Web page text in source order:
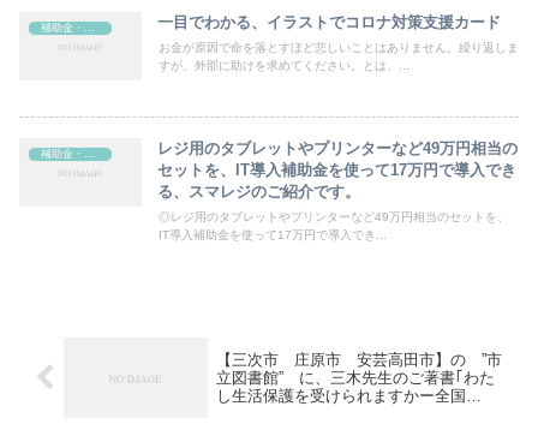
一目でわかる、イラストでコロナ対策支援カード
お金が原因で命を落とすほど悲しいことはありません。繰り返しま
すが、外部に助けを求めてください。とは、...
補助金・助成金
レジ用のタブレットやプリンターなど49万円相当の
セットを、IT導入補助金を使って17万円で導入でき
る、スマレジのご紹介です。
◎レジ用のタブレットやプリンターなど49万円相当のセットを、
IT導入補助金を使って17万円で導入でき...
【三次市 庄原市 安芸高田市】の ”市
立図書館” に、三木先生のご著書｢わた
し生活保護を受けられますかー全国